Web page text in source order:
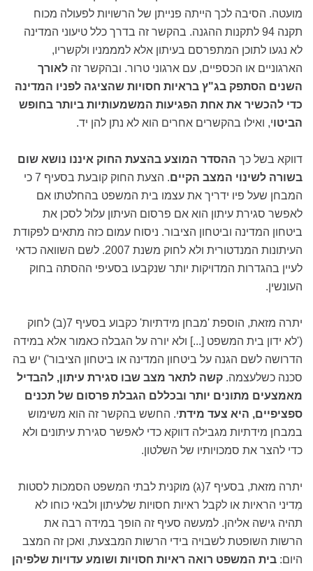
מועטה. הסיבה לכך הייתה פנייתן של הרשויות לפעולה מכוח
תקנה 94 לתקנות ההגנה. בהקשר זה בדרך כלל טיעוני המדינה
לא נגעו לתוכן המתפרסם בעיתון אלא למממניו ולקשריו,
הארגוניים או הכספיים, עם ארגוני טרור. ובהקשר זה לאורך
השנים הסתפק בג"ץ בראיות חסויות שהציגה לפניו המדינה
כדי להכשיר את אחת הפגיעות המשמעותיות ביותר בחופש
הביטוי, ואילו בהקשרים אחרים הוא לא נתן להן יד.
דווקא בשל כך ההסדר המוצע בהצעת החוק איננו נושא שום
בשורה לשינוי המצב הקיים
. הצעת החוק קובעת בסעיף 7 כי
המבחן שעל פיו ידריך את עצמו בית המשפט בהחלטתו אם
לאפשר סגירת עיתון הוא אם פרסום העיתון עלול לסכן את
ביטחון המדינה וביטחון הציבור. ניסוח עמום כזה מתאים לפקודת
העיתונות המנדטורית ולא לחוק משנת 2007. לשם השוואה כדאי
לעיין בהגדרות המדויקות יותר שנקבעו בסעיפי ההסתה בחוק
העונשין.
יתרה מזאת, הוספת 'מבחן מידתיות' כקבוע בסעיף 7(ב) לחוק
('לא ידון בית המשפט [...] ולא יורה על הגבלה כאמור אלא במידה
הדרושה לשם הגנה על ביטחון המדינה או ביטחון הציבור') יש בה
סכנה כשלעצמה. קשה לתאר מצב שבו סגירת עיתון, להבדיל
מאמצעים מתונים יותר ובכללם הגבלת פרסום של תכנים
ספציפיים, היא צעד מידתי. החשש בהקשר זה הוא משימוש
במבחן מידתיות מגבילה דווקא כדי לאפשר סגירת עיתונים ולא
כדי להצר את סמכויותיו של השלטון.
יתרה מזאת, בסעיף 7(ג) מוקנית לבתי המשפט הסמכות לסטות
מִדיני הראיות או לקבל ראיות חסויות שלעיתון ולבאי כוחו לא
תהיה גישה אליהן. למעשה סעיף זה הופך במידה רבה את
הרשות השופטת לשבויה בידי הרשות המבצעת, ואכן זה המצב
היום: בית המשפט רואה ראיות חסויות ושומע עדויות שלפיהן